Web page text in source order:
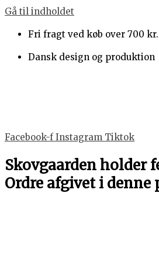
Gå til indholdet
Fri fragt ved køb over 700 kr.
Dansk design og produktion
Facebook-f Instagram Tiktok
Skovgaarden holder
Ordre afgivet i denne